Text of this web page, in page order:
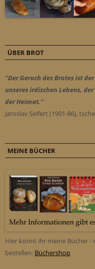
ÜBER BROT
"Der Geruch des Brotes ist
unseres irdischen Lebens,
der Heimat."
Jaroslav Seifert (1901-86),
MEINE BÜCHER
Hier könnt ihr meine Bücher -
bestellen: Büchershop